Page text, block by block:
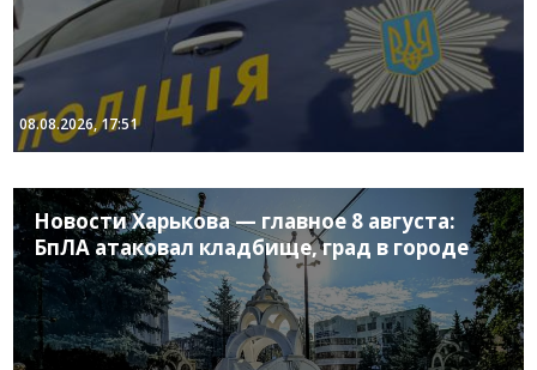
08.08.2026, 17:51
Новости Харькова — главное 8 августа:
БпЛА атаковал кладбище, град в городе